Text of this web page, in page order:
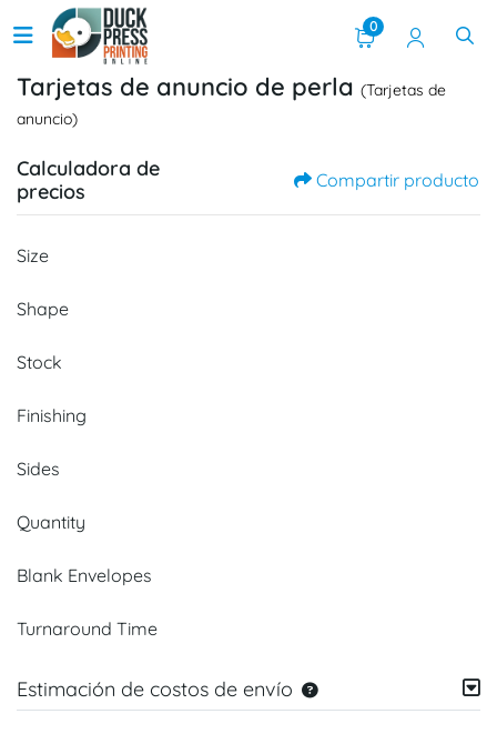
0
Tarjetas de anuncio de perla (Tarjetas de
anuncio)
Calculadora de
precios
Compartir producto
Size
Shape
Stock
Finishing
Sides
Quantity
Blank Envelopes
Turnaround Time
Estimación de costos de envío